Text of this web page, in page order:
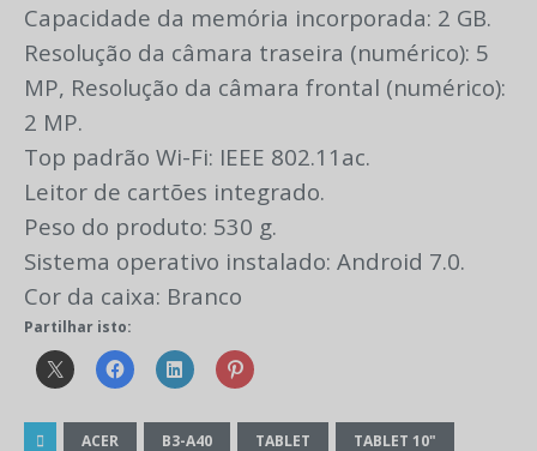
Capacidade da memória incorporada: 2 GB.
Resolução da câmara traseira (numérico): 5
MP, Resolução da câmara frontal (numérico):
2 MP.
Top padrão Wi-Fi: IEEE 802.11ac.
Leitor de cartões integrado.
Peso do produto: 530 g.
Sistema operativo instalado: Android 7.0.
Cor da caixa: Branco
Partilhar isto:
ACER B3-A40 TABLET TABLET 10"